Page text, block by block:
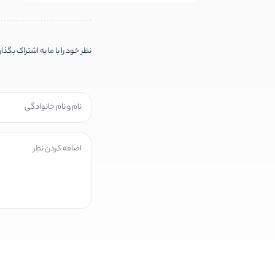
نظر خود را با ما به اشتراک